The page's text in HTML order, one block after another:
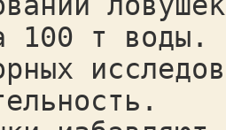
100 т воды.